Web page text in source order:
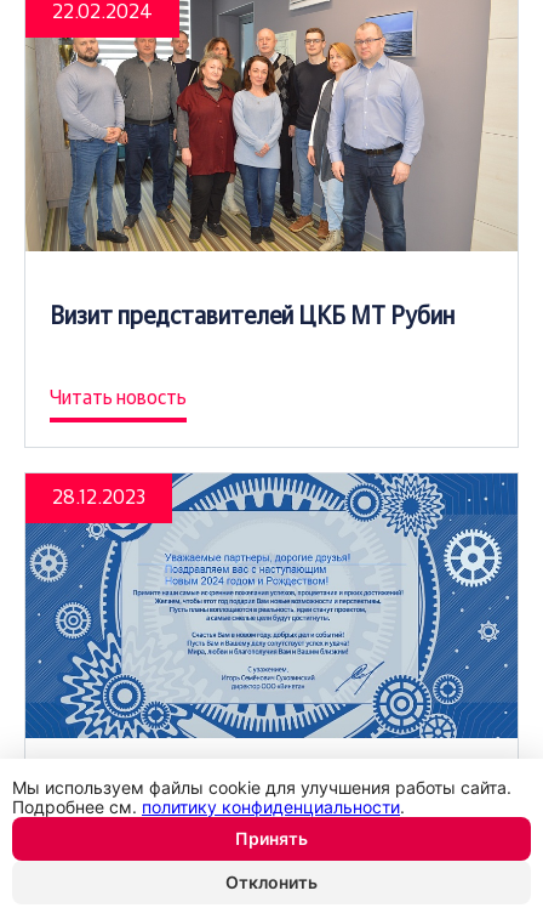
22.02.2024
Визит представителей ЦКБ МТ Рубин
Читать новость
28.12.2023
Поздравляем с наступающим Новым
годом и Рождеством!
Мы используем файлы cookie для улучшения работы сайта.
Подробнее см. политику конфиденциальности.
Принять
Отклонить